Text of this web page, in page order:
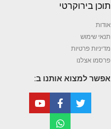
תוכן בירוקרטי
אודות
תנאי שימוש
מדיניות פרטיות
פרסמו אצלנו
אפשר למצוא אותנו ב: